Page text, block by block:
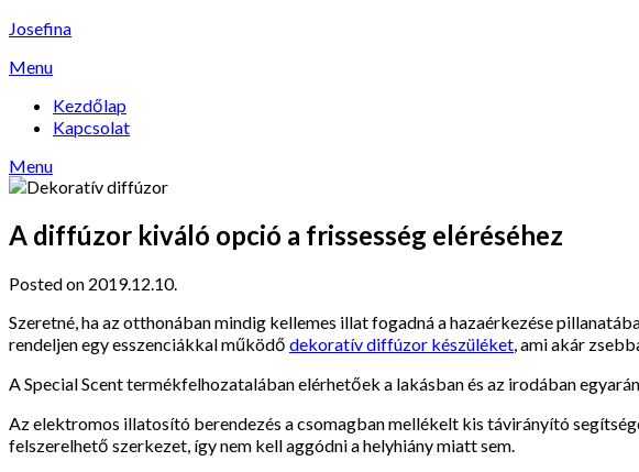
Skip
content
Josefina
Menu
Kezdőlap
Kapcsolat
Menu
A diffúzor kiváló opció a frissesség eléréséhez
Posted on 2019.12.10.
Szeretné, ha az otthonában mindig kellemes illat fogadná a hazaérkezése
rendeljen egy esszenciákkal működő dekoratív diffúzor készüléket, ami akár
A Special Scent termékfelhozatalában elérhetőek a lakásban és az irodában
Az elektromos illatosító berendezés a csomagban mellékelt kis távirányító
felszerelhető szerkezet, így nem kell aggódni a helyhiány miatt sem.